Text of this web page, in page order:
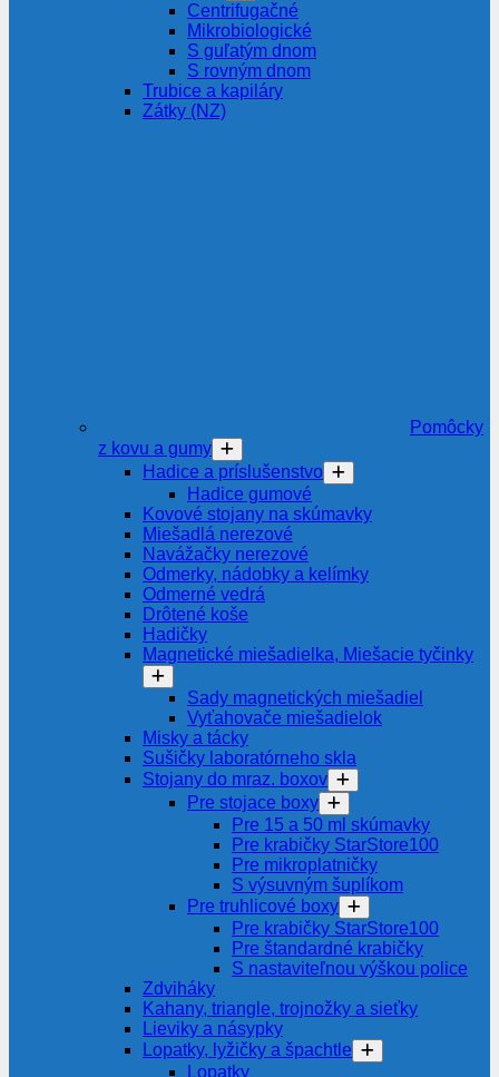
Centrifugačné
Mikrobiologické
S guľatým dnom
S rovným dnom
Trubice a kapiláry
Zátky (NZ)
Pomôcky
z kovu a gumy
Hadice a príslušenstvo
Hadice gumové
Kovové stojany na skúmavky
Miešadlá nerezové
Navážačky nerezové
Odmerky, nádobky a kelímky
Odmerné vedrá
Drôtené koše
Hadičky
Magnetické miešadielka, Miešacie tyčinky
Sady magnetických miešadiel
Vyťahovače miešadielok
Misky a tácky
Sušičky laboratórneho skla
Stojany do mraz. boxov
Pre stojace boxy
Pre 15 a 50 ml skúmavky
Pre krabičky StarStore100
Pre mikroplatničky
S výsuvným šuplíkom
Pre truhlicové boxy
Pre krabičky StarStore100
Pre štandardné krabičky
S nastaviteľnou výškou police
Zdviháky
Kahany, triangle, trojnožky a sieťky
Lieviky a násypky
Lopatky, lyžičky a špachtle
Lopatky